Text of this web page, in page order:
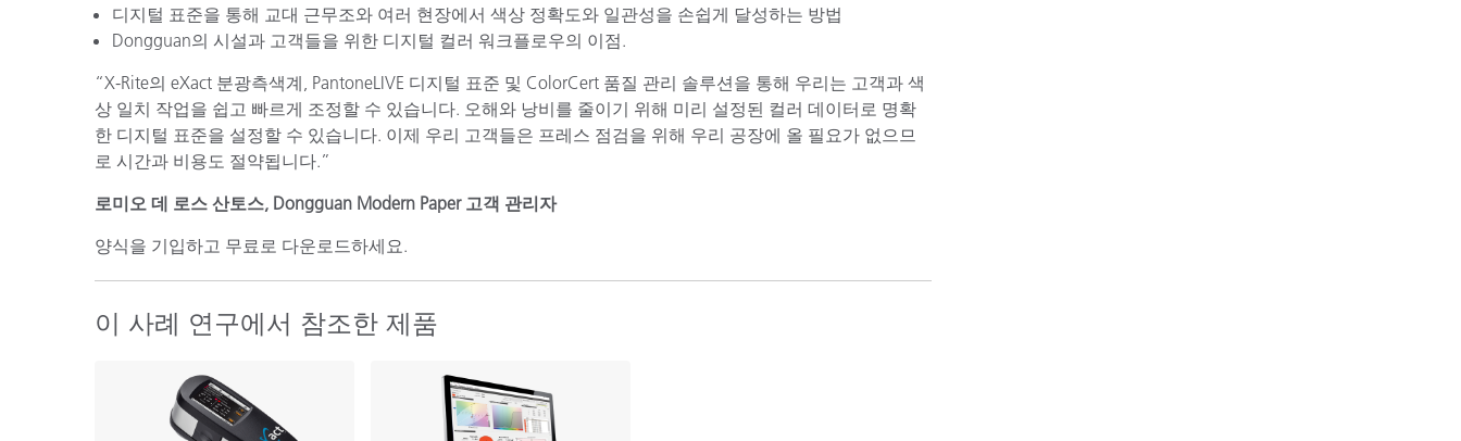
디지털 표준을 통해 교대 근무조와 여러 현장에서 색상 정확도와 일관성을 손쉽게 달성하는 방법
Dongguan의 시설과 고객들을 위한 디지털 컬러 워크플로우의 이점.
“X-Rite의 eXact 분광측색계, PantoneLIVE 디지털 표준 및 ColorCert 품질 관리 솔루션을 통해 우리는 고객과 색
상 일치 작업을 쉽고 빠르게 조정할 수 있습니다. 오해와 낭비를 줄이기 위해 미리 설정된 컬러 데이터로 명확
한 디지털 표준을 설정할 수 있습니다. 이제 우리 고객들은 프레스 점검을 위해 우리 공장에 올 필요가 없으므
로 시간과 비용도 절약됩니다.”
로미오 데 로스 산토스, Dongguan Modern Paper 고객 관리자
양식을 기입하고 무료로 다운로드하세요.
이 사례 연구에서 참조한 제품